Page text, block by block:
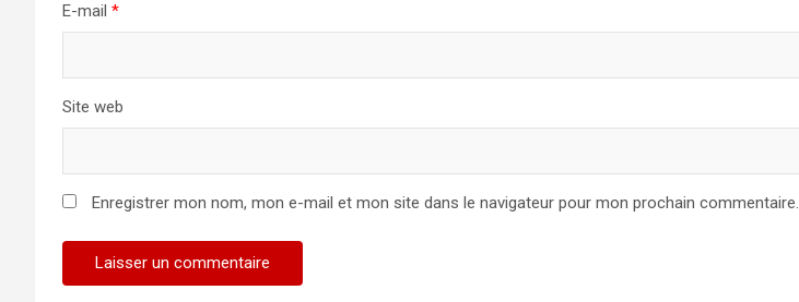
E-mail *
Site web
Enregistrer mon nom, mon e-mail et mon site dans le navigateur pour mon prochain commentaire.